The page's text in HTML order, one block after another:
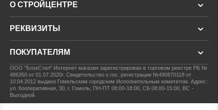
О СТРОЙЦЕНТРЕ
РЕКВИЗИТЫ
ПОКУПАТЕЛЯМ
ООО "БлэкСтил" Интернет магазин зарегистрирован в торговом реестре РБ №
486350 от 01.07.2020г.Свидетельство о гос. регистрации №490870118 от
10.04.2012 выдано Гомельским городским Исполнительным комитетом.Адрес:
ул. Кооперативная, 30, г. Гомель; ПН-ПТ 08:00-18:00, СБ 08:00-15:00, ВС -
Выходной.